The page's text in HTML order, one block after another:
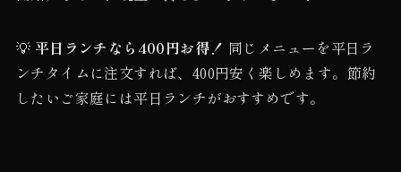
💡 平日ランチなら400円お得！ 同じメニューを平日ラ
ンチタイムに注文すれば、400円安く楽しめます。節約
したいご家庭には平日ランチがおすすめです。